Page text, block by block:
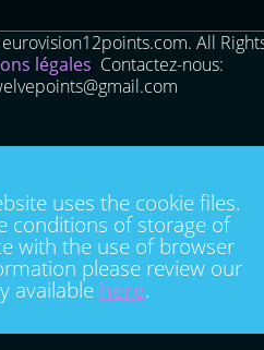
All
légales Contactez-nous:
uses the cookie files.
conditions of storage of
with the use of browser
please review our
available here.